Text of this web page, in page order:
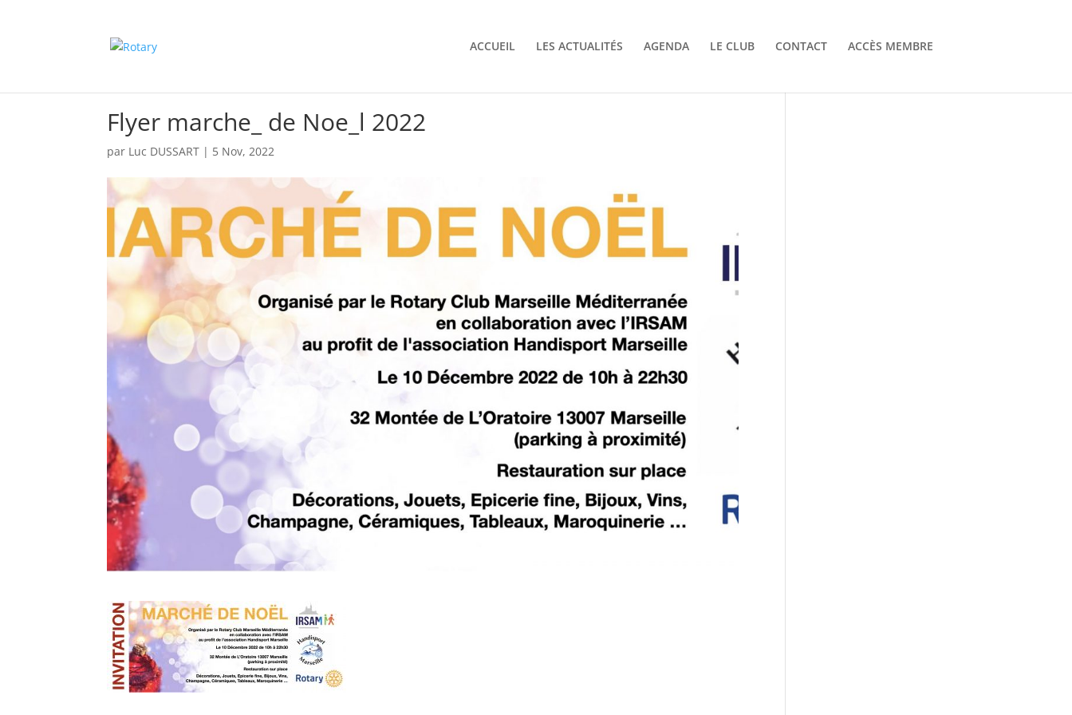
ACCUEIL LES ACTUALITÉS AGENDA LE CLUB CONTACT ACCÈS MEMBRE
Flyer marche_ de Noe_l 2022
par Luc DUSSART | 5 Nov, 2022